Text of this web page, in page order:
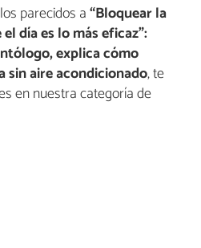
parecidos a“Bloquear la
día es lo más eficaz”:
explica cómo
sin aire acondicionado, te
en nuestra categoría de